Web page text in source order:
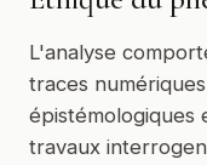
L'analyse
traces
épistémologiques
travaux